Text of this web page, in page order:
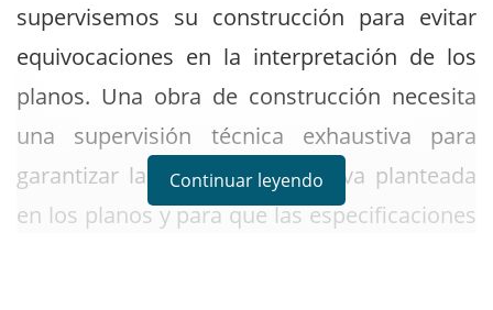
supervisemos su construcción para evitar
equivocaciones en la interpretación de los
planos. Una obra de construcción necesita
una supervisión técnica exhaustiva para
garantizar la calidad constructiva planteada
en los planos y para que las especificaciones
Continuar leyendo